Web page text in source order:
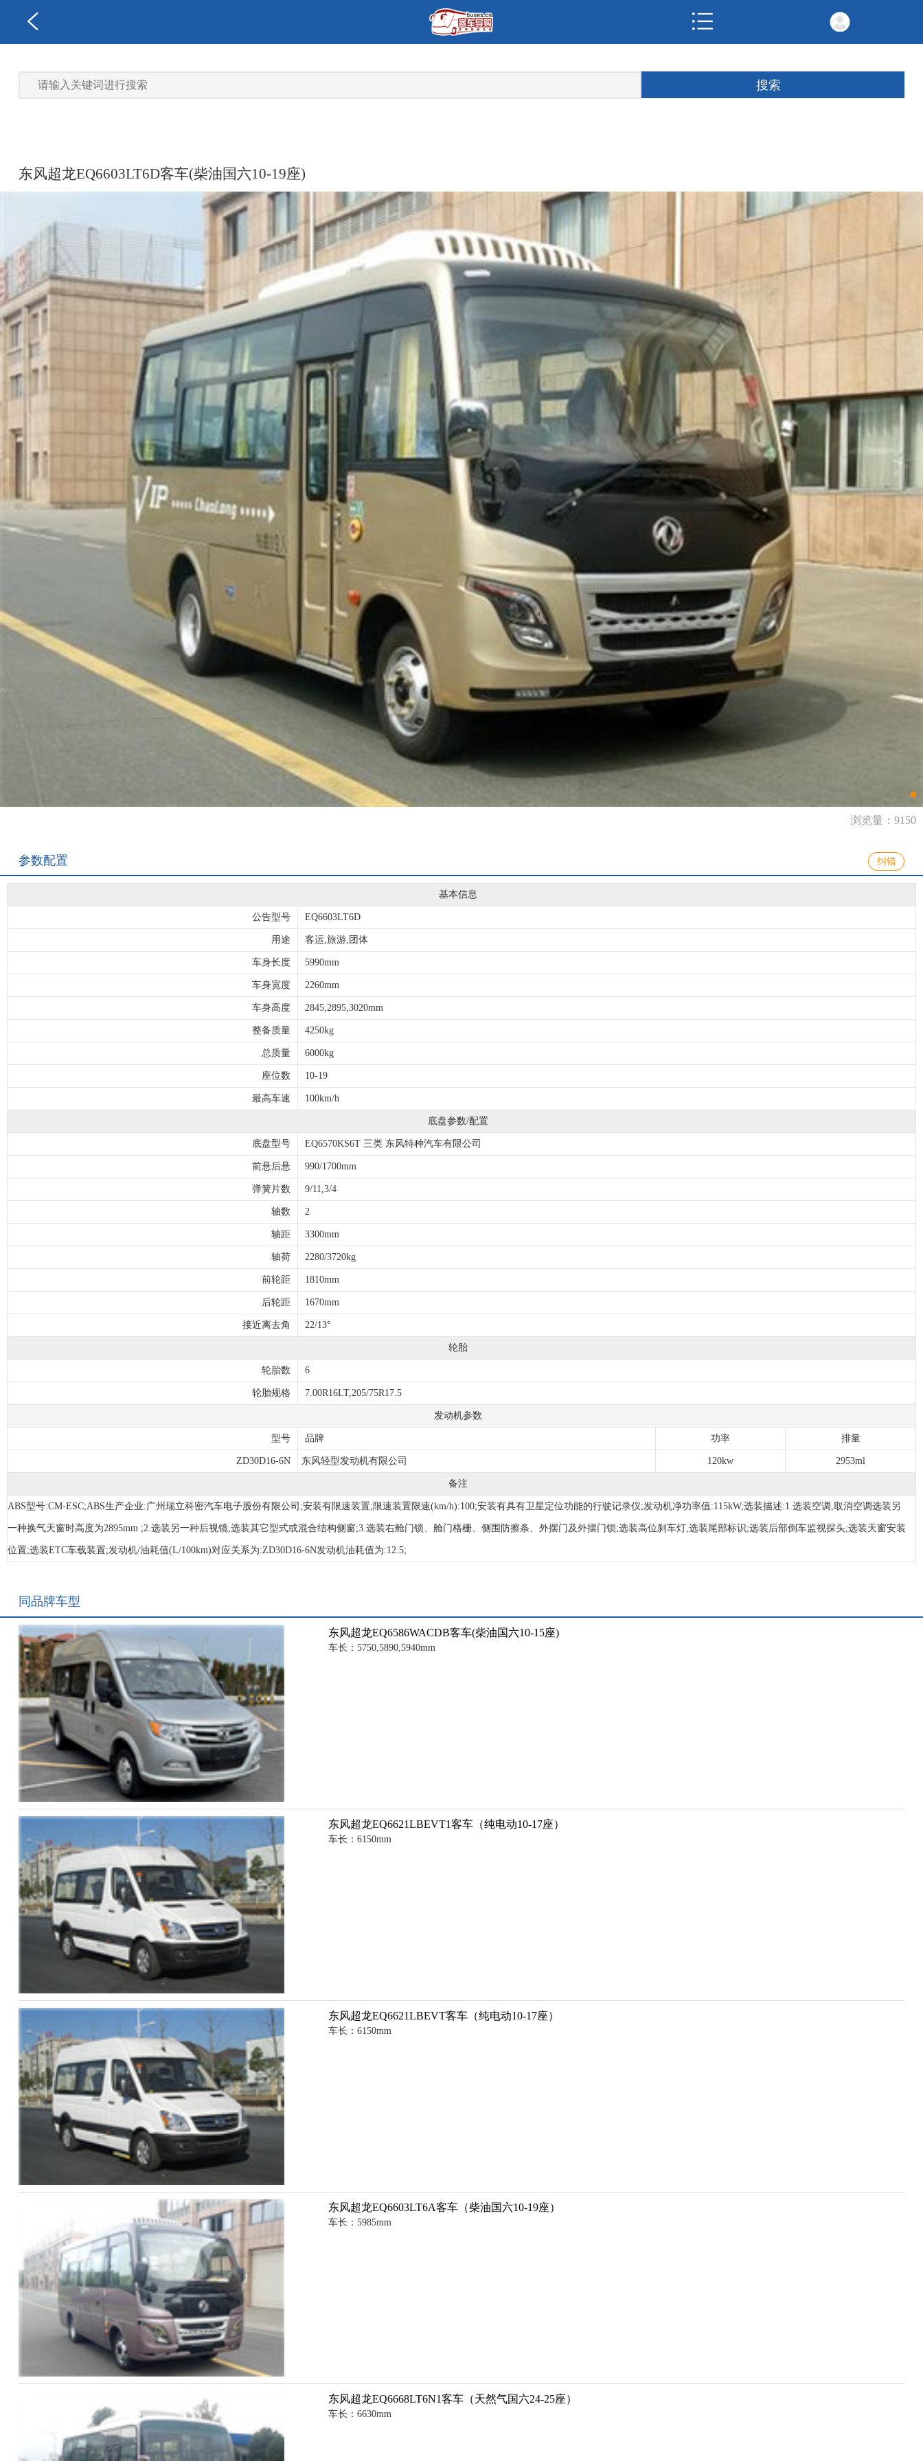
东风超龙EQ6603LT6D客车(柴油国六10-19座)
浏览量：9150
参数配置 纠错
基本信息
公告型号 EQ6603LT6D
用途 客运,旅游,团体
车身长度 5990mm
车身宽度 2260mm
车身高度 2845,2895,3020mm
整备质量 4250kg
总质量 6000kg
座位数 10-19
最高车速 100km/h
底盘参数/配置
底盘型号 EQ6570KS6T 三类 东风特种汽车有限公司
前悬后悬 990/1700mm
弹簧片数 9/11,3/4
轴数 2
轴距 3300mm
轴荷 2280/3720kg
前轮距 1810mm
后轮距 1670mm
接近离去角 22/13°
轮胎
轮胎数 6
轮胎规格 7.00R16LT,205/75R17.5
发动机参数
型号 品牌 功率 排量
ZD30D16-6N 东风轻型发动机有限公司 120kw 2953ml
备注
ABS型号:CM-ESC;ABS生产企业:广州瑞立科密汽车电子股份有限公司;安装有限速装置;限速装置限速(km/h):100;安装有具有卫星定位功能的行驶记录仪;发动机净功率值:115kW;选装描述:1.选装空调,取消空调选装另
一种换气天窗时高度为2895mm ;2.选装另一种后视镜,选装其它型式或混合结构侧窗;3.选装右舱门锁、舱门格栅、侧围防擦条、外摆门及外摆门锁;选装高位刹车灯,选装尾部标识;选装后部倒车监视探头;选装天窗安装
位置;选装ETC车载装置;发动机/油耗值(L/100km)对应关系为:ZD30D16-6N发动机油耗值为:12.5;
同品牌车型
东风超龙EQ6586WACDB客车(柴油国六10-15座)
车长：5750,5890,5940mm
东风超龙EQ6621LBEVT1客车（纯电动10-17座）
车长：6150mm
东风超龙EQ6621LBEVT客车（纯电动10-17座）
车长：6150mm
东风超龙EQ6603LT6A客车（柴油国六10-19座）
车长：5985mm
东风超龙EQ6668LT6N1客车（天然气国六24-25座）
车长：6630mm